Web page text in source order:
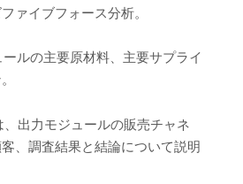
ァイブフォース分析。
ルの主要原材料、主要サプライ
出力モジュールの販売チャネ
、調査結果と結論について説明